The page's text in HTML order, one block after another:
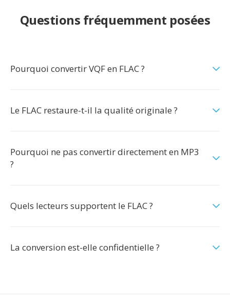
Questions fréquemment posées
Pourquoi convertir VQF en FLAC ?
Le FLAC restaure-t-il la qualité originale ?
Pourquoi ne pas convertir directement en MP3
?
Quels lecteurs supportent le FLAC ?
La conversion est-elle confidentielle ?